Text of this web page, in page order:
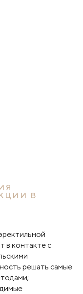
В
в контакте с
решать самые